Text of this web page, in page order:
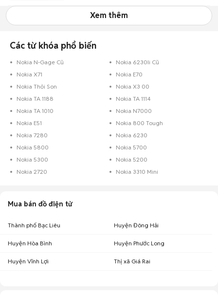
Xem thêm
Các từ khóa phổ biến
Nokia N-Gage Cũ
Nokia 6230Ii Cũ
Nokia X71
Nokia E70
Nokia Thỏi Son
Nokia X3 00
Nokia TA 1188
Nokia TA 1114
Nokia TA 1010
Nokia N7000
Nokia E51
Nokia 800 Tough
Nokia 7280
Nokia 6230
Nokia 5800
Nokia 5700
Nokia 5300
Nokia 5200
Nokia 2720
Nokia 3310 Mini
Mua bán đồ điện tử
Thành phố Bạc Liêu Huyện Đông Hải
Huyện Hòa Bình Huyện Phước Long
Huyện Vĩnh Lợi Thị xã Giá Rai